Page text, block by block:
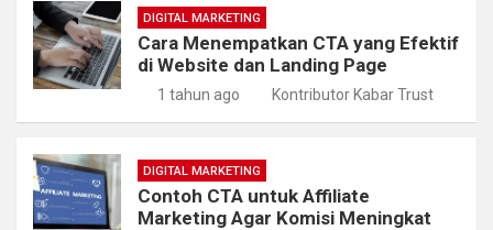
DIGITAL MARKETING
Cara Menempatkan CTA yang Efektif
di Website dan Landing Page
1 tahun ago Kontributor Kabar Trust
DIGITAL MARKETING
Contoh CTA untuk Affiliate
Marketing Agar Komisi Meningkat